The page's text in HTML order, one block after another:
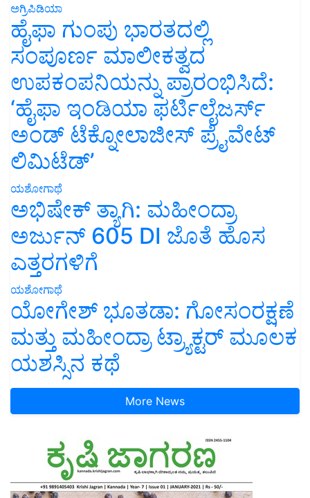
ಅಗ್ರಿಪಿಡಿಯಾ
ಹೈಫಾ ಗುಂಪು ಭಾರತದಲ್ಲಿ
ಸಂಪೂರ್ಣ ಮಾಲೀಕತ್ವದ
ಉಪಕಂಪನಿಯನ್ನು ಪ್ರಾರಂಭಿಸಿದೆ:
‘ಹೈಫಾ ಇಂಡಿಯಾ ಫರ್ಟಿಲೈಜರ್ಸ್
ಅಂಡ್ ಟೆಕ್ನೋಲಾಜೀಸ್ ಪ್ರೈವೇಟ್
ಲಿಮಿಟೆಡ್’
ಯಶೋಗಾಥೆ
ಅಭಿಷೇಕ್ ತ್ಯಾಗಿ: ಮಹೀಂದ್ರಾ
ಅರ್ಜುನ್ 605 DI ಜೊತೆ ಹೊಸ
ಎತ್ತರಗಳಿಗೆ
ಯಶೋಗಾಥೆ
ಯೋಗೇಶ್ ಭೂತಡಾ: ಗೋಸಂರಕ್ಷಣೆ
ಮತ್ತು ಮಹೀಂದ್ರಾ ಟ್ರ್ಯಾಕ್ಟರ್ ಮೂಲಕ
ಯಶಸ್ಸಿನ ಕಥೆ
More News